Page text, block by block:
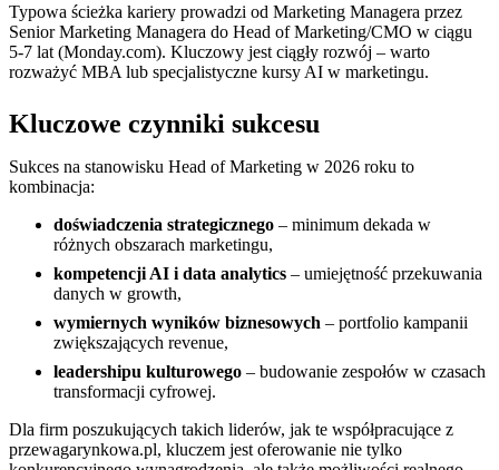
Typowa ścieżka kariery prowadzi od Marketing Managera przez
Senior Marketing Managera do Head of Marketing/CMO w ciągu
5-7 lat (Monday.com). Kluczowy jest ciągły rozwój – warto
rozważyć MBA lub specjalistyczne kursy AI w marketingu.
Kluczowe czynniki sukcesu
Sukces na stanowisku Head of Marketing w 2026 roku to
kombinacja:
doświadczenia strategicznego – minimum dekada w
różnych obszarach marketingu,
kompetencji AI i data analytics – umiejętność przekuwania
danych w growth,
wymiernych wyników biznesowych – portfolio kampanii
zwiększających revenue,
leadershipu kulturowego – budowanie zespołów w czasach
transformacji cyfrowej.
Dla firm poszukujących takich liderów, jak te współpracujące z
przewagarynkowa.pl, kluczem jest oferowanie nie tylko